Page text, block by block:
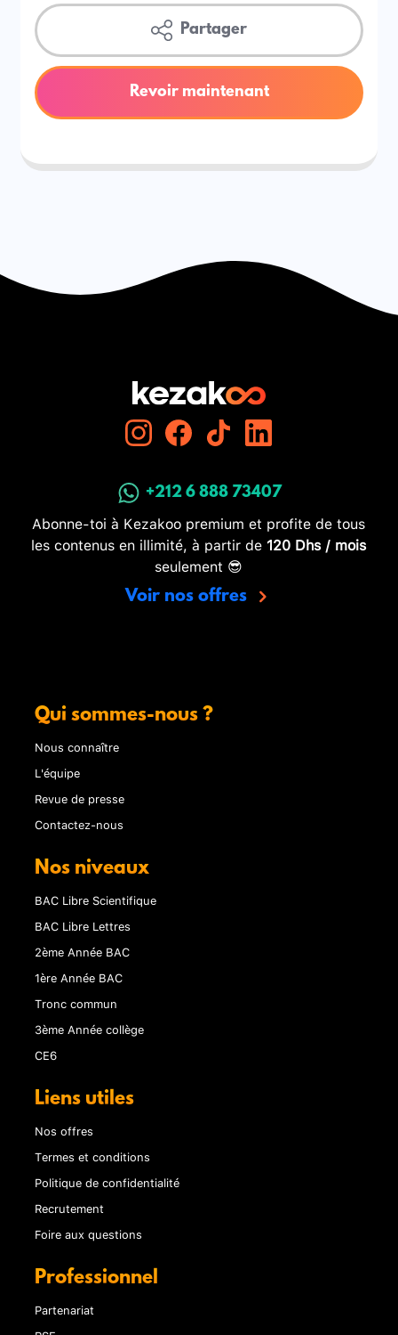
Partager
Revoir maintenant
+212 6 888 73407
Abonne-toi à Kezakoo premium et profite de tous
les contenus en illimité, à partir de 120 Dhs / mois
seulement 😎
Voir nos offres
Qui sommes-nous ?
Nous connaître
L'équipe
Revue de presse
Contactez-nous
Nos niveaux
BAC Libre Scientifique
BAC Libre Lettres
2ème Année BAC
1ère Année BAC
Tronc commun
3ème Année collège
CE6
Liens utiles
Nos offres
Termes et conditions
Politique de confidentialité
Recrutement
Foire aux questions
Professionnel
Partenariat